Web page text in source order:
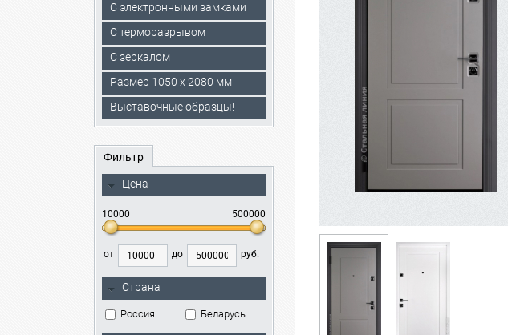
C электронными замками
С терморазрывом
С зеркалом
Размер 1050 х 2080 мм
Выставочные образцы!
Фильтр
Цена
10000 500000
от до руб.
Страна
Россия Беларусь